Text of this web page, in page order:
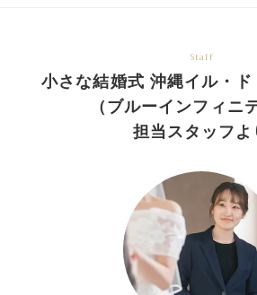
Staff
小さな結婚式 沖縄イル・
（ブルーインフィニ
担当スタッフよ